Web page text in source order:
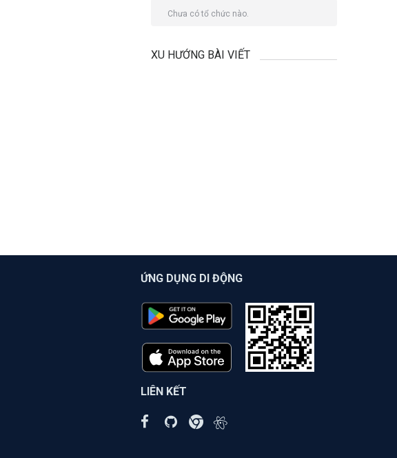
Chưa có tổ chức nào.
XU HƯỚNG BÀI VIẾT
ỨNG DỤNG DI ĐỘNG
LIÊN KẾT